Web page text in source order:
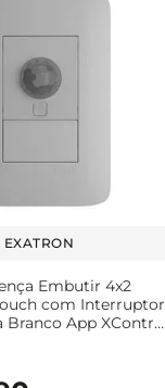
EXATRON
Embutir 4x2
com Interruptor
Branco App XControl